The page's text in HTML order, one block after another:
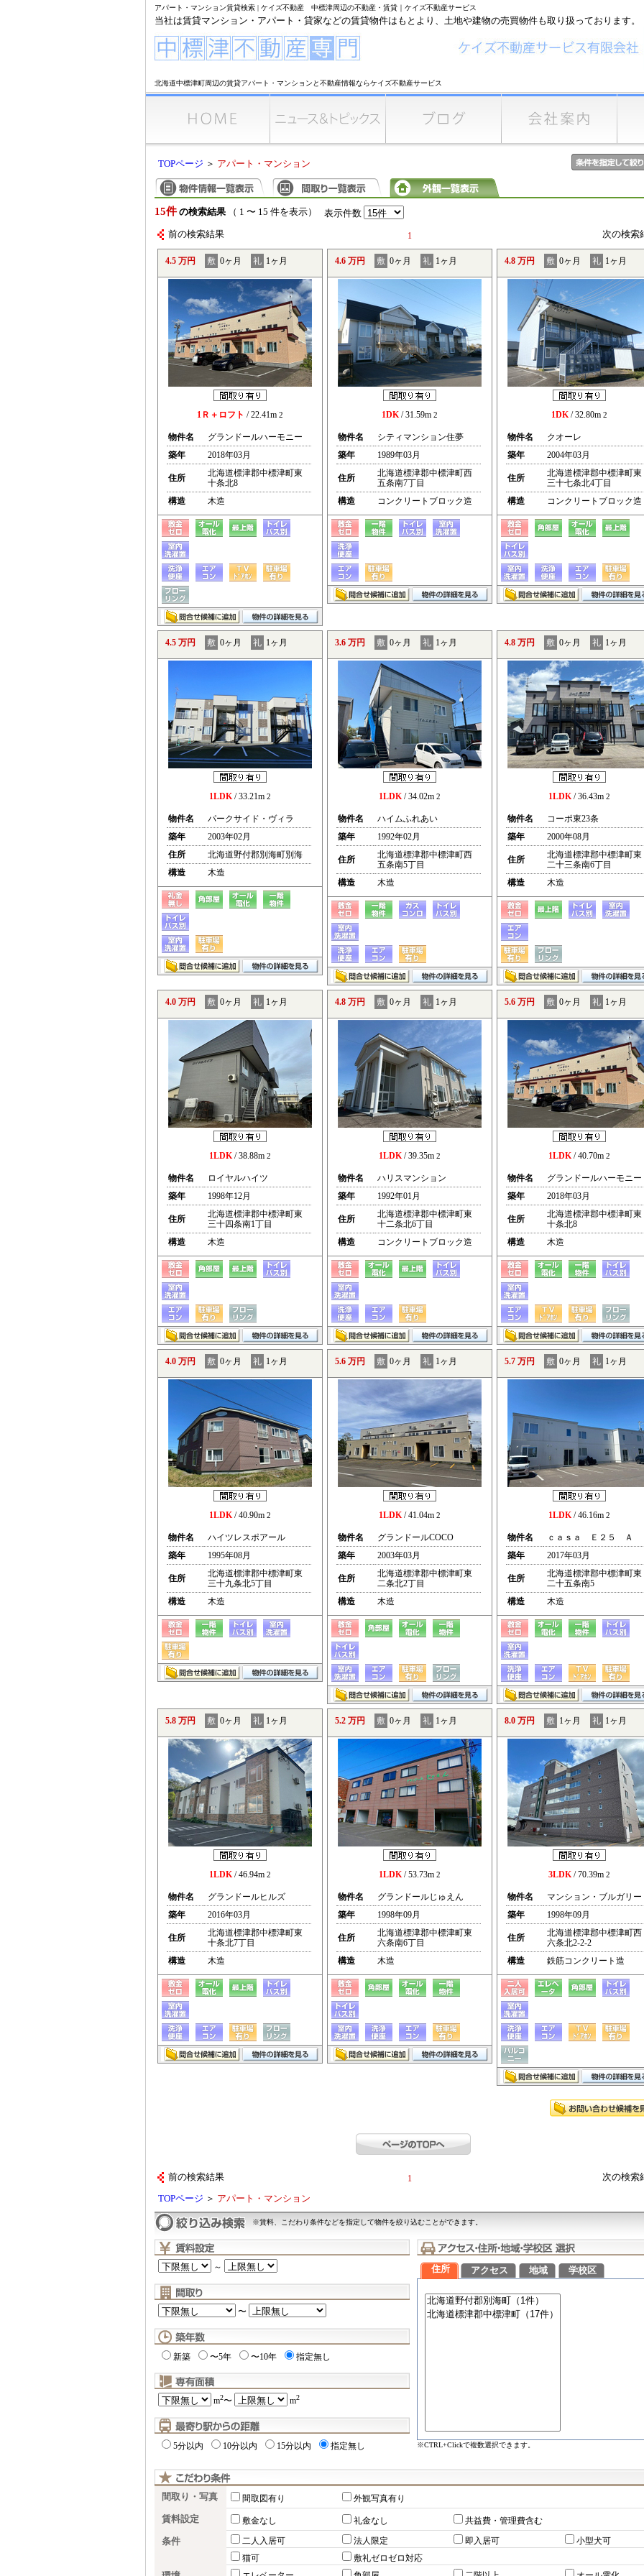
アパート・マンション賃貸検索 | ケイズ不動産 中標津周辺の不動産・賃貸｜ケイズ不動産サービス
当社は賃貸マンション・アパート・貸家などの賃貸物件はもとより、土地や建物の売買物件も取り扱っております。
北海道中標津町周辺の賃貸アパート・マンションと不動産情報ならケイズ不動産サービス
TOPページ ＞ アパート・マンション
15件 の検索結果（ 1 〜 15 件を表示） 表示件数
前の検索結果 1 次の検
4.5 万円 敷 0ヶ月 礼 1ヶ月
1Ｒ＋ロフト / 22.41m 2
物件名
グランドールハーモニー
築年
2018年03月
住所
北海道標津郡中標津町東
十条北8
構造
木造
4.6 万円 敷 0ヶ月 礼 1ヶ月
1DK/ 31.59m 2
物件名
シティマンション住夢
築年
1989年03月
住所
北海道標津郡中標津町西
五条南7丁目
構造
コンクリートブロック造
4.8 万円 敷 0ヶ月 礼 1ヶ月
1DK/ 32.80m 2
物件名
クオーレ
築年
2004年03月
住所
北海道標津郡中標津町東
三十七条北4丁目
構造
コンクリートブロック造
4.5 万円 敷 0ヶ月 礼 1ヶ月
1LDK/ 33.21m 2
物件名
パークサイド・ヴィラ
築年
2003年02月
住所
北海道野付郡別海町別海
構造
木造
3.6 万円 敷 0ヶ月 礼 1ヶ月
1LDK/ 34.02m 2
物件名
ハイムふれあい
築年
1992年02月
住所
北海道標津郡中標津町西
五条南5丁目
構造
木造
4.8 万円 敷 0ヶ月 礼 1ヶ月
1LDK/ 36.43m 2
物件名
コーポ東23条
築年
2000年08月
住所
北海道標津郡中標津町東
二十三条南6丁目
構造
木造
4.0 万円 敷 0ヶ月 礼 1ヶ月
1LDK/ 38.88m 2
物件名
ロイヤルハイツ
築年
1998年12月
住所
北海道標津郡中標津町東
三十四条南1丁目
構造
木造
4.8 万円 敷 0ヶ月 礼 1ヶ月
1LDK/ 39.35m 2
物件名
ハリスマンション
築年
1992年01月
住所
北海道標津郡中標津町東
十二条北6丁目
構造
コンクリートブロック造
5.6 万円 敷 0ヶ月 礼 1ヶ月
1LDK/ 40.70m 2
物件名
グランドールハーモニー
築年
2018年03月
住所
北海道標津郡中標津町東
十条北8
構造
木造
4.0 万円 敷 0ヶ月 礼 1ヶ月
1LDK/ 40.90m 2
物件名
ハイツレスポアール
築年
1995年08月
住所
北海道標津郡中標津町東
三十九条北5丁目
構造
木造
5.6 万円 敷 0ヶ月 礼 1ヶ月
1LDK/ 41.04m 2
物件名
グランドールCOCO
築年
2003年03月
住所
北海道標津郡中標津町東
二条北2丁目
構造
木造
5.7 万円 敷 0ヶ月 礼 1ヶ月
1LDK/ 46.16m 2
物件名
ｃａｓａ Ｅ２５ Ａ
築年
2017年03月
住所
北海道標津郡中標津町東
二十五条南5
構造
木造
5.8 万円 敷 0ヶ月 礼 1ヶ月
1LDK/ 46.94m 2
物件名
グランドールヒルズ
築年
2016年03月
住所
北海道標津郡中標津町東
十条北7丁目
構造
木造
5.2 万円 敷 0ヶ月 礼 1ヶ月
1LDK/ 53.73m 2
物件名
グランドールじゅえん
築年
1998年09月
住所
北海道標津郡中標津町東
六条南6丁目
構造
木造
8.0 万円 敷 1ヶ月 礼 1ヶ月
3LDK/ 70.39m 2
物件名
マンション・ブルガリー
築年
1998年09月
住所
北海道標津郡中標津町西
六条北2-2-2
構造
鉄筋コンクリート造
前の検索結果 1 次の検
TOPページ ＞ アパート・マンション
※賃料、こだわり条件などを指定して物件を絞り込むことができます。
～
〜
新築 〜5年 〜10年 指定無し
m2〜 m2
5分以内 10分以内 15分以内 指定無し
住所 アクセス 地域 学校区
※CTRL+Clickで複数選択できます。
間取り・写真 間取図有り 外観写真有り
賃料設定 敷金なし 礼金なし 共益費・管理費含む
条件 二人入居可 法人限定 即入居可
小型犬可
猫可
敷礼ゼロゼロ対応